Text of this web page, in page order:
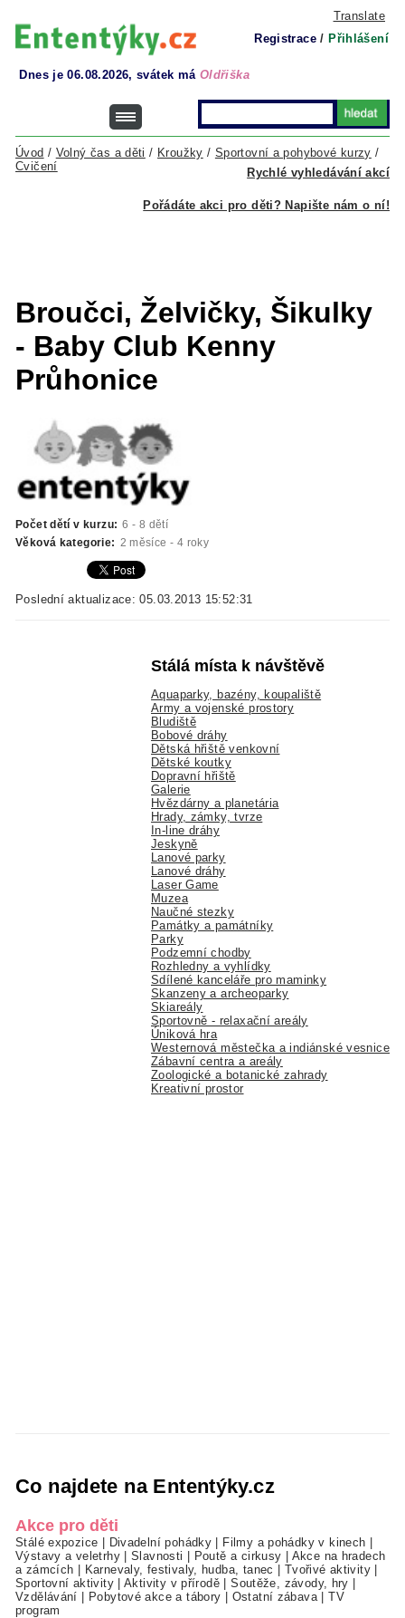
Translate
Registrace / Přihlášení
Dnes je 06.08.2026, svátek má Oldřiška
Rychlé vyhledávání akcí
Úvod / Volný čas a děti / Kroužky / Sportovní a pohybové kurzy /
Cvičení
Pořádáte akci pro děti? Napište nám o ní!
Broučci, Želvičky, Šikulky
- Baby Club Kenny
Průhonice
Počet dětí v kurzu: 6 - 8 dětí
Věková kategorie: 2 měsíce - 4 roky
Poslední aktualizace: 05.03.2013 15:52:31
Stálá místa k návštěvě
Aquaparky, bazény, koupaliště
Army a vojenské prostory
Bludiště
Bobové dráhy
Dětská hřiště venkovní
Dětské koutky
Dopravní hřiště
Galerie
Hvězdárny a planetária
Hrady, zámky, tvrze
In-line dráhy
Jeskyně
Lanové parky
Lanové dráhy
Laser Game
Muzea
Naučné stezky
Památky a památníky
Parky
Podzemní chodby
Rozhledny a vyhlídky
Sdílené kanceláře pro maminky
Skanzeny a archeoparky
Skiareály
Sportovně - relaxační areály
Úniková hra
Westernová městečka a indiánské vesnice
Zábavní centra a areály
Zoologické a botanické zahrady
Kreativní prostor
Co najdete na Ententýky.cz
Akce pro děti
Stálé expozice Divadelní pohádky Filmy a pohádky v kinech
Výstavy a veletrhy|Slavnosti Poutě a cirkusy
Akce na hradech
a zámcích
Karnevaly, festivaly, hudba, tanec Tvořivé aktivity
Sportovní aktivity|Aktivity v přírodě |Soutěže, závody, hry
Vzdělávání
Pobytové akce a tábory Ostatní zábava |TV
program